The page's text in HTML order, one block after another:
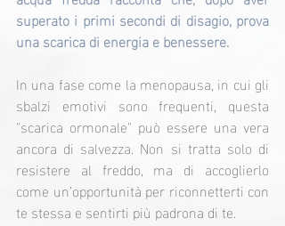
superato i primi secondi di disagio, prova
una scarica di energia e benessere.
In una fase come la menopausa, in cui gli
sbalzi emotivi sono frequenti, questa
"scarica ormonale" può essere una vera
ancora di salvezza. Non si tratta solo di
resistere al freddo, ma di accoglierlo
come un’opportunità per riconnetterti con
te stessa e sentirti più padrona di te.